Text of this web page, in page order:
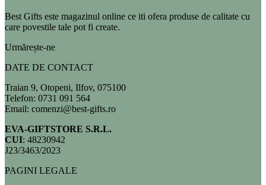
Best Gifts este magazinul online ce iti ofera produse de calitate cu
care povestile tale pot fi create.
Urmărește-ne
DATE DE CONTACT
Traian 9, Otopeni, Ilfov, 075100
Telefon: 0731 091 564
Email: comenzi@best-gifts.ro
EVA-GIFTSTORE S.R.L.
CUI: 48230942
J23/3463/2023
PAGINI LEGALE